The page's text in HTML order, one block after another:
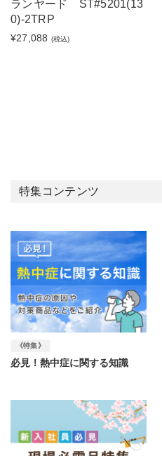
ランヤード ST#5201(13
0)-2TRP
¥27,088 (税込)
特集コンテンツ
《特集》
必見！熱中症に関する知識